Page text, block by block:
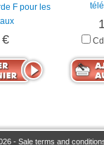
F pour les
-Sale terms and